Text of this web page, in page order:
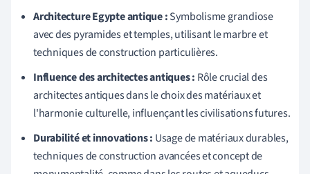
Architecture Egypte antique :Symbolisme grandiose
avec des pyramides et temples, utilisant le marbre et
techniques de construction particulières.
Influence des architectes antiques : Rôle crucial des
architectes antiques dans le choix des matériaux et
l'harmonie culturelle, influençant les civilisations futures.
Durabilité et innovations : Usage de matériaux durables,
techniques de construction avancées et concept de